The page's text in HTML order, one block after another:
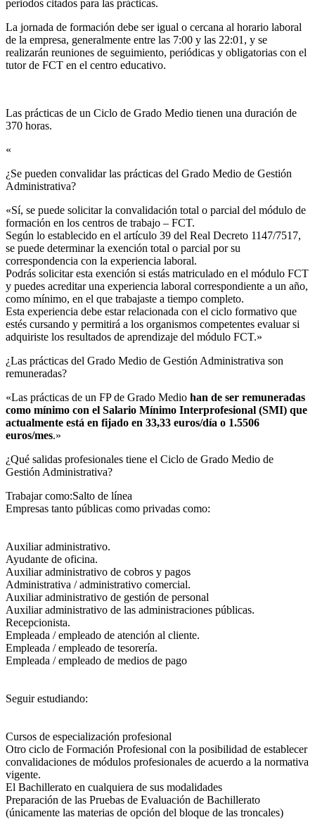
periodos citados para las prácticas.
La jornada de formación debe ser igual o cercana al horario laboral
de la empresa, generalmente entre las 7:00 y las 22:01, y se
realizarán reuniones de seguimiento, periódicas y obligatorias con el
tutor de FCT en el centro educativo.
Las prácticas de un Ciclo de Grado Medio tienen una duración de
370 horas.
«
¿Se pueden convalidar las prácticas del Grado Medio de Gestión
Administrativa?​
«Sí, se puede solicitar la convalidación total o parcial del módulo de
formación en los centros de trabajo – FCT.
Según lo establecido en el artículo 39 del Real Decreto 1147/7517,
se puede determinar la exención total o parcial por su
correspondencia con la experiencia laboral.
Podrás solicitar esta exención si estás matriculado en el módulo FCT
y puedes acreditar una experiencia laboral correspondiente a un año,
como mínimo, en el que trabajaste a tiempo completo.
Esta experiencia debe estar relacionada con el ciclo formativo que
estés cursando y permitirá a los organismos competentes evaluar si
adquiriste los resultados de aprendizaje del módulo FCT.»
¿Las prácticas del Grado Medio de Gestión Administrativa son
remuneradas?​
«Las prácticas de un FP de Grado Medio han de ser remuneradas
como mínimo con el Salario Mínimo Interprofesional (SMI) que
actualmente está en fijado en 33,33 euros/día o 1.5506
euros/mes.»
¿Qué salidas profesionales tiene el Ciclo de Grado Medio de
Gestión Administrativa?​
Trabajar como:Salto de línea
Empresas tanto públicas como privadas como:
Auxiliar administrativo.
Ayudante de oficina.
Auxiliar administrativo de cobros y pagos
Administrativa / administrativo comercial.
Auxiliar administrativo de gestión de personal
Auxiliar administrativo de las administraciones públicas.
Recepcionista.
Empleada / empleado de atención al cliente.
Empleada / empleado de tesorería.
Empleada / empleado de medios de pago
Seguir estudiando:
Cursos de especialización profesional
Otro ciclo de Formación Profesional con la posibilidad de establecer
convalidaciones de módulos profesionales de acuerdo a la normativa
vigente.
El Bachillerato en cualquiera de sus modalidades
Preparación de las Pruebas de Evaluación de Bachillerato
(únicamente las materias de opción del bloque de las troncales)